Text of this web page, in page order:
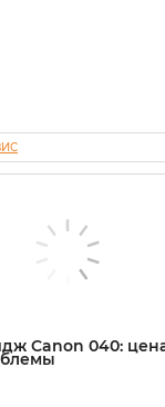
Canon 040: